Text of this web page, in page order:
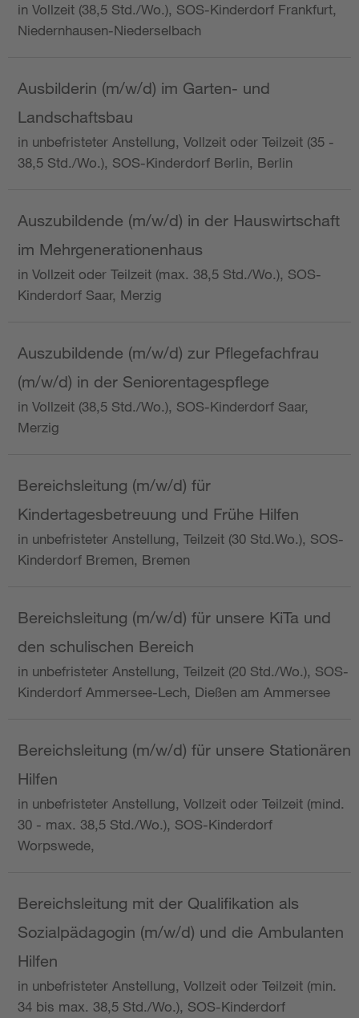
in Vollzeit (38,5 Std./Wo.), SOS-Kinderdorf Frankfurt,
Niedernhausen-Niederselbach
Ausbilderin (m/w/d) im Garten- und
Landschaftsbau
in unbefristeter Anstellung, Vollzeit oder Teilzeit (35 -
38,5 Std./Wo.), SOS-Kinderdorf Berlin, Berlin
Auszubildende (m/w/d) in der Hauswirtschaft
im Mehrgenerationenhaus
in Vollzeit oder Teilzeit (max. 38,5 Std./Wo.), SOS-
Kinderdorf Saar, Merzig
Auszubildende (m/w/d) zur Pflegefachfrau
(m/w/d) in der Seniorentagespflege
in Vollzeit (38,5 Std./Wo.), SOS-Kinderdorf Saar,
Merzig
Bereichsleitung (m/w/d) für
Kindertagesbetreuung und Frühe Hilfen
in unbefristeter Anstellung, Teilzeit (30 Std.Wo.), SOS-
Kinderdorf Bremen, Bremen
Bereichsleitung (m/w/d) für unsere KiTa und
den schulischen Bereich
in unbefristeter Anstellung, Teilzeit (20 Std./Wo.), SOS-
Kinderdorf Ammersee-Lech, Dießen am Ammersee
Bereichsleitung (m/w/d) für unsere Stationären
Hilfen
in unbefristeter Anstellung, Vollzeit oder Teilzeit (mind.
30 - max. 38,5 Std./Wo.), SOS-Kinderdorf
Worpswede,
Bereichsleitung mit der Qualifikation als
Sozialpädagogin (m/w/d) und die Ambulanten
Hilfen
in unbefristeter Anstellung, Vollzeit oder Teilzeit (min.
34 bis max. 38,5 Std./Wo.), SOS-Kinderdorf